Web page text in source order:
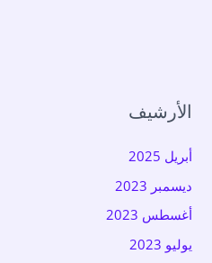
الأرشيف
أبريل 2025
ديسمبر 2023
أغسطس 2023
يوليو 2023